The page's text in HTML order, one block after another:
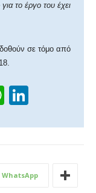
το έργο του έχει
σε τόμο από
W
at
A
k
dI
WhatsApp